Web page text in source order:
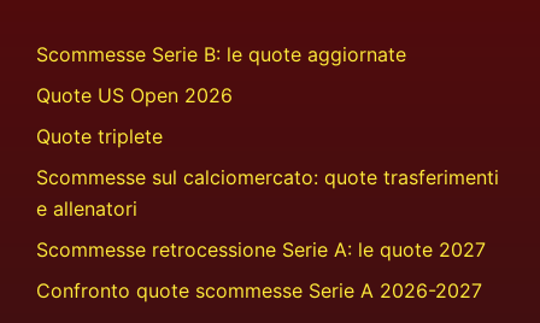
Scommesse Serie B: le quote aggiornate
Quote US Open 2026
Quote triplete
Scommesse sul calciomercato: quote trasferimenti
e allenatori
Scommesse retrocessione Serie A: le quote 2027
Confronto quote scommesse Serie A 2026-2027